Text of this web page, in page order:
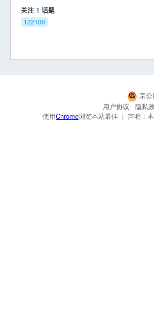
关注 1 话题
122100
京
用户协议
隐私
使用Chrome浏览本站最佳 | 声明：本